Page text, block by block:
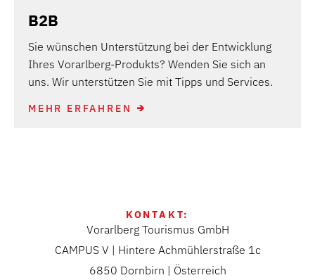
B2B
Sie wünschen Unterstützung bei der Entwicklung
Ihres Vorarlberg-Produkts? Wenden Sie sich an
uns. Wir unterstützen Sie mit Tipps und Services.
MEHR ERFAHREN
KONTAKT:
Vorarlberg Tourismus GmbH
CAMPUS V | Hintere Achmühlerstraße 1c
6850 Dornbirn | Österreich